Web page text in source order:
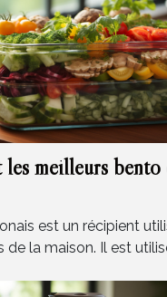
les meilleurs bento
est un récipient
de la maison. Il est